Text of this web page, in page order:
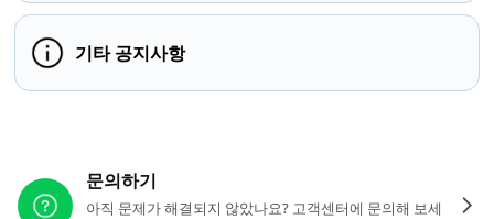
기타 공지사항
문의하기
아직 문제가 해결되지 않았나요? 고객센터에 문의해 보세